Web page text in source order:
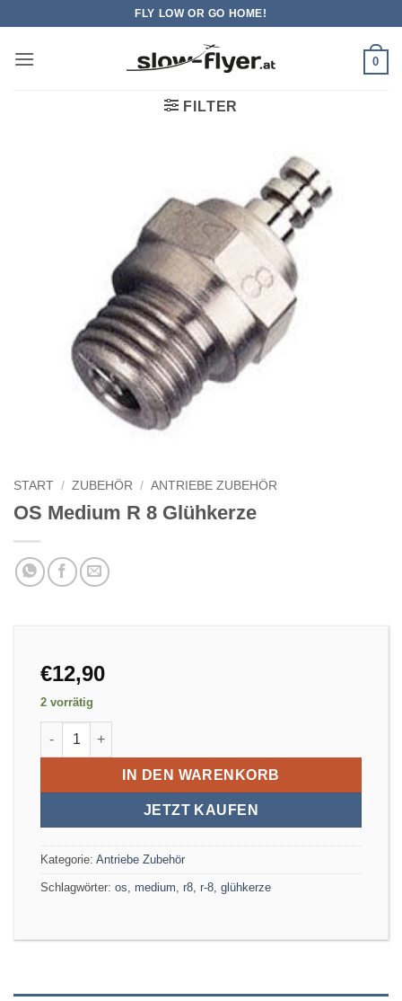
springen
FLY LOW OR GO HOME!
0
FILTER
START / ZUBEHÖR / ANTRIEBE ZUBEHÖR
OS Medium R 8 Glühkerze
€12,90
2 vorrätig
OS Medium R 8 Glühkerze Menge
IN DEN WARENKORB
JETZT KAUFEN
Kategorie: Antriebe Zubehör
Schlagwörter: os, medium, r8, r-8, glühkerze